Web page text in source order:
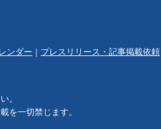
ンダー プレスリリース・記事掲載依頼
。
を一切禁じます。